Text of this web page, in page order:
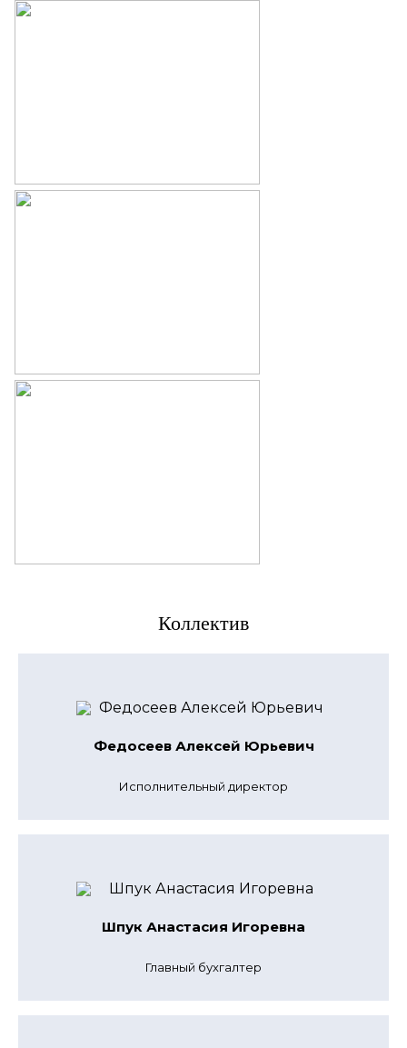
Коллектив
Федосеев Алексей Юрьевич
Исполнительный директор
Шпук Анастасия Игоревна
Главный бухгалтер